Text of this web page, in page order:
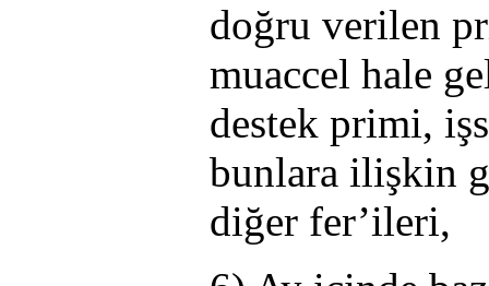
doğru verilen
muaccel hale
destek primi,
bunlara ilişkin
diğer fer’ileri,